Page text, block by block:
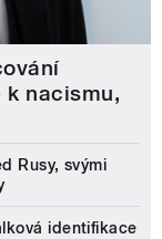
nacismu,
Rusy, svými
identifikace